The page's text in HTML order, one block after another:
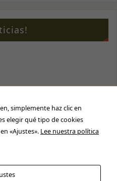
simplemente haz clic en
elegir qué tipo de cookies
«Ajustes». Lee nuestra política